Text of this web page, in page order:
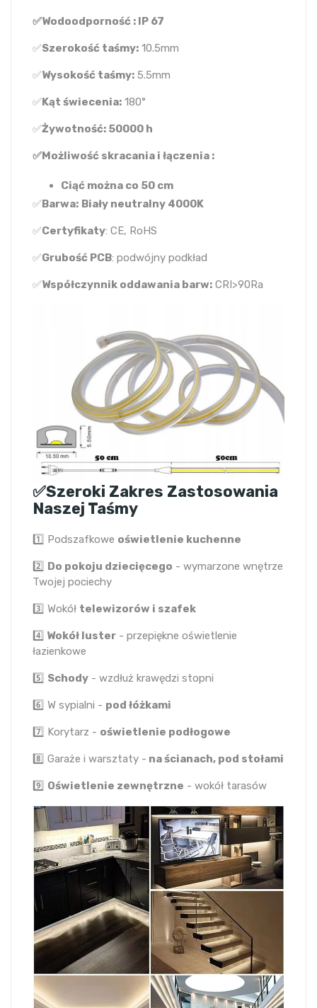
✅Wodoodporność : IP 67
✅Szerokość taśmy: 10.5mm
✅Wysokość taśmy: 5.5mm
✅Kąt świecenia: 180°
✅Żywotność: 50000 h
✅Możliwość skracania i łączenia :
Ciąć można co 50 cm
✅Barwa: Biały neutralny 4000K
✅Certyfikaty: CE, RoHS
✅Grubość PCB: podwójny podkład
✅Współczynnik oddawania barw: CRI>90Ra
✅Szeroki Zakres Zastosowania
Naszej Taśmy
1️⃣ Podszafkowe oświetlenie kuchenne
2️⃣ Do pokoju dziecięcego - wymarzone wnętrze
Twojej pociechy
3️⃣ Wokół telewizorów i szafek
4️⃣ Wokół luster - przepiękne oświetlenie
łazienkowe
5️⃣ Schody - wzdłuż krawędzi stopni
6️⃣ W sypialni - pod łóżkami
7️⃣ Korytarz - oświetlenie podłogowe
8️⃣ Garaże i warsztaty - na ścianach, pod stołami
9️⃣ Oświetlenie zewnętrzne - wokół tarasów